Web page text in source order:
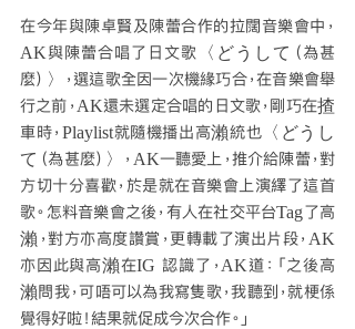
在今年與陳卓賢及陳蕾合作的拉闊音樂會中，
AK與陳蕾合唱了日文歌〈どうして（為甚
麼）〉，選這歌全因一次機緣巧合，在音樂會舉
行之前，AK還未選定合唱的日文歌，剛巧在揸
車時，Playlist就隨機播出高瀨統也〈どうし
て（為甚麼）〉，AK一聽愛上，推介給陳蕾，對
方切十分喜歡，於是就在音樂會上演繹了這首
歌。怎料音樂會之後，有人在社交平台Tag了高
瀨，對方亦高度讚賞，更轉載了演出片段，AK
亦因此與高瀨在IG 認識了，AK道：「之後高
瀨問我，可唔可以為我寫隻歌，我聽到，就梗係
覺得好啦！結果就促成今次合作。」